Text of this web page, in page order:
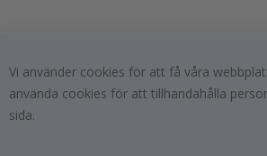
Vi använder cookies för att få våra
använda cookies för att tillhandahålla
sida.